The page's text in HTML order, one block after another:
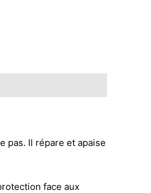
pas. Il répare et apaise
face aux